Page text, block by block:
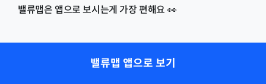
밸류맵은 앱으로 보시는게 가장 편해요 👀
밸류맵 앱으로 보기